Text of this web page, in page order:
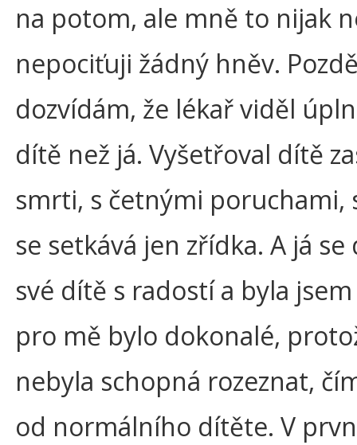
na potom, ale mně to nijak
nepociťuji žádný hněv.
dozvídám, že lékař viděl
dítě než já. Vyšetřoval dítě
smrti, s četnými poruchami,
se setkává jen zřídka. A já se
své dítě s radostí a byla
pro mě bylo dokonalé,
nebyla schopná rozeznat,
od normálního dítěte. V